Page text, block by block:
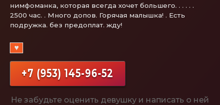
нимфоманка, которая всегда хочет большего. . . . . .
2500 час. . Много допов. Горячая малышка! . Есть
подружка. без предоплат. жду!
♥
+7 (953) 145-96-52
Не забудьте оценить девушку и написать о ней